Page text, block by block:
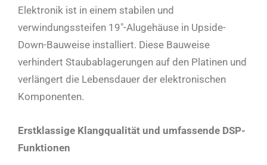
Elektronik ist in einem stabilen und
verwindungssteifen 19″-Alugehäuse in Upside-
Down-Bauweise installiert. Diese Bauweise
verhindert Staubablagerungen auf den Platinen und
verlängert die Lebensdauer der elektronischen
Komponenten.
Erstklassige Klangqualität und umfassende DSP-
Funktionen